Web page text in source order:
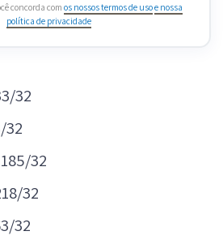
concorda com os nossos termos de usoe nossa
política de privacidade
32
32
32
32
32